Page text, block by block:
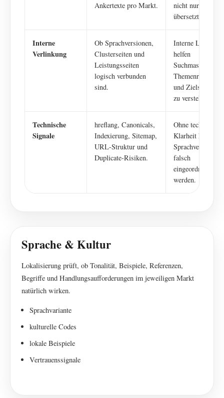
Ankertexte pro Markt.
nicht nur
übersetzt.
Interne
Verlinkung
Ob Sprachversionen,
Clusterseiten und
Leistungsseiten
logisch verbunden
sind.
Interne Links
helfen
Suchmaschinen,
Themenräume
und Zielseiten
zu verstehen.
Technische
Signale
hreflang, Canonicals,
Indexierung, Sitemap,
URL-Struktur und
Duplicate-Risiken.
Ohne technische
Klarheit können
Sprachversionen
falsch
eingeordnet
werden.
Sprache & Kultur
Lokalisierung prüft, ob Tonalität, Beispiele, Referenzen,
Begriffe und Handlungsaufforderungen im jeweiligen Markt
natürlich wirken.
Sprachvariante
kulturelle Codes
lokale Beispiele
Vertrauenssignale